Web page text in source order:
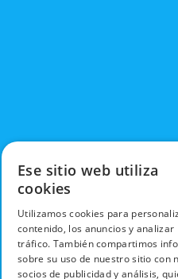
Ese sitio web utiliza
cookies
Utilizamos cookies para
contenido, los anuncios y analizar
tráfico. También compartimos
sobre su uso de nuestro sitio con
socios de publicidad y análisis,